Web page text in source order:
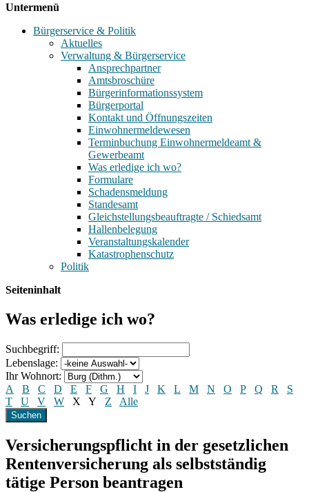
Untermenü
Bürgerservice & Politik
Aktuelles
Verwaltung & Bürgerservice
Ansprechpartner
Amtsbroschüre
Bürgerinformationssystem
Bürgerportal
Kontakt und Öffnungszeiten
Einwohnermeldewesen
Terminbuchung Einwohnermeldeamt &
Gewerbeamt
Was erledige ich wo?
Formulare
Schadensmeldung
Standesamt
Gleichstellungsbeauftragte / Schiedsamt
Hallenbelegung
Veranstaltungskalender
Katastrophenschutz
Politik
Seiteninhalt
Was erledige ich wo?
Suchbegriff:
Lebenslage:
Ihr Wohnort:
A
B C D E F G H I J K L M N O P Q R
S
T
U V W X Y Z Alle
Versicherungspflicht in der gesetzlichen
Rentenversicherung als selbstständig
tätige Person beantragen